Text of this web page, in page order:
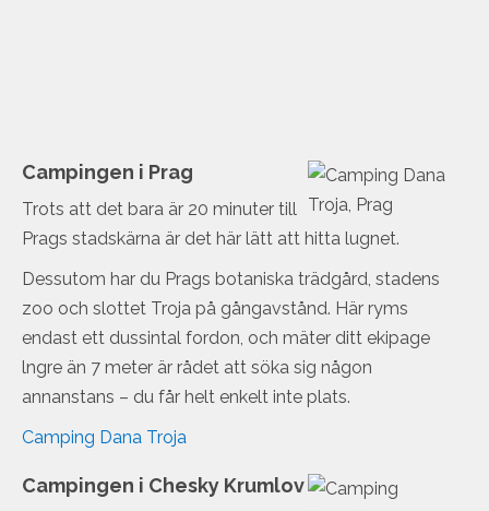
Campingen i Prag
Trots att det bara är 20 minuter till
Prags stadskärna är det här lätt att hitta lugnet.
Dessutom har du Prags botaniska trädgård, stadens
zoo och slottet Troja på gångavstånd. Här ryms
endast ett dussintal fordon, och mäter ditt ekipage
lngre än 7 meter är rådet att söka sig någon
annanstans – du får helt enkelt inte plats.
Camping Dana Troja
Campingen i Chesky Krumlov